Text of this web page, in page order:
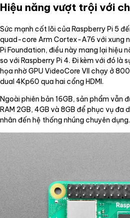
Hiệu năng vượt trội với
Sức mạnh cốt lõi của Raspberry Pi 5
quad-core Arm Cortex-A76 với xung
Pi Foundation, điều này mang lại hiệu
so với Raspberry Pi 4. Đi kèm với đó là
họa nhờ GPU VideoCore VII chạy ở
dual 4Kp60 qua hai cổng HDMI.
Ngoài phiên bản 16GB, sản phẩm vẫn
RAM 2GB, 4GB và 8GB để phục vụ đa
nhân đến hệ thống nhúng chuyên dụng.